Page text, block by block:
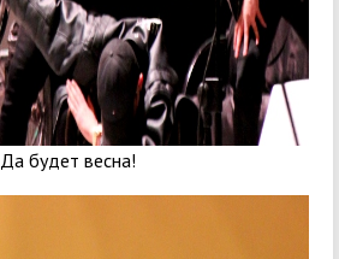
Да будет весна!